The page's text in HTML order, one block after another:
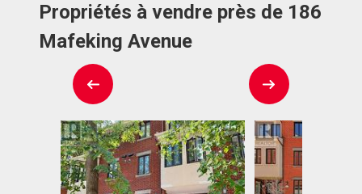
Propriétés à vendre près de 186
Mafeking Avenue